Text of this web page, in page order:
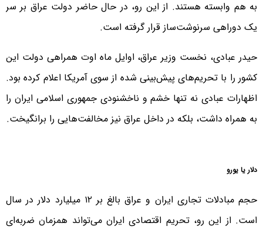
به هم وابسته هستند. از این رو، در حال حاضر دولت عراق بر سر
یک دوراهی سرنوشت‌ساز قرار گرفته است.
حیدر عبادی، نخست وزیر عراق، اوایل ماه اوت همراهی دولت این
کشور را با تحریم‌های پیش‌بینی شده از سوی آمریکا اعلام کرده بود.
اظهارات عبادی نه تنها خشم و ناخشنودی جمهوری اسلامی ایران را
به همراه داشت، بلکه در داخل عراق نیز مخالفت‌هایی را برانگیخت.
دلار یا یورو
حجم مبادلات تجاری ایران و عراق بالغ بر ۱۲ میلیارد دلار در سال
است. از این رو، تحریم اقتصادی ایران می‌تواند همزمان ضربه‌ای